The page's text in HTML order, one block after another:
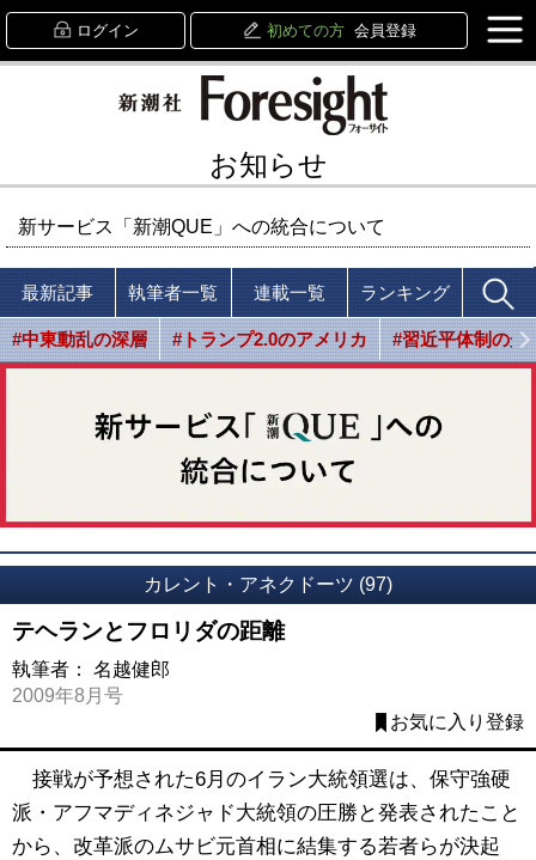
ログイン 初めての方 会員登録
お知らせ
新サービス「新潮QUE」への統合について
最新記事 執筆者一覧 連載一覧 ランキング
#中東動乱の深層 #トランプ2.0のアメリカ #習近平体制の光
カレント・アネクドーツ (97)
テヘランとフロリダの距離
執筆者： 名越健郎
2009年8月号
お気に入り登録
接戦が予想された6月のイラン大統領選は、保守強硬
派・アフマディネジャド大統領の圧勝と発表されたこと
から、改革派のムサビ元首相に結集する若者らが決起